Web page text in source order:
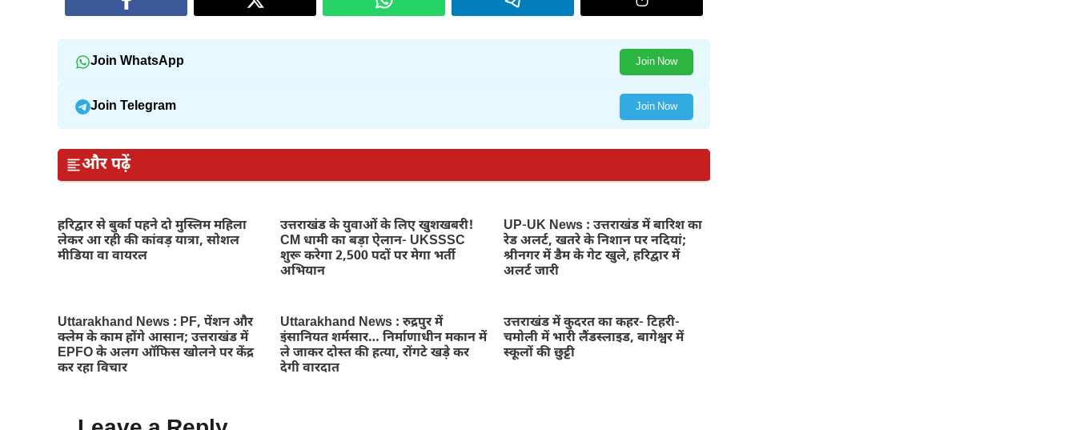
Join WhatsApp Join Now
Join Telegram Join Now
और पढ़ें
हरिद्वार से बुर्का पहने दो मुस्लिम महिला
लेकर आ रही की कांवड़ यात्रा, सोशल
मीडिया वा वायरल
उत्तराखंड के युवाओं के लिए खुशखबरी!
CM धामी का बड़ा ऐलान- UKSSSC
शुरू करेगा 2,500 पदों पर मेगा भर्ती
अभियान
UP-UK News : उत्तराखंड में बारिश का
रेड अलर्ट, खतरे के निशान पर नदियां;
श्रीनगर में डैम के गेट खुले, हरिद्वार में
अलर्ट जारी
Uttarakhand News : PF, पेंशन और
क्लेम के काम होंगे आसान; उत्तराखंड में
EPFO के अलग ऑफिस खोलने पर केंद्र
कर रहा विचार
Uttarakhand News : रुद्रपुर में
इंसानियत शर्मसार… निर्माणाधीन मकान में
ले जाकर दोस्त की हत्या, रोंगटे खड़े कर
देगी वारदात
उत्तराखंड में कुदरत का कहर- टिहरी-
चमोली में भारी लैंडस्लाइड, बागेश्वर में
स्कूलों की छुट्टी